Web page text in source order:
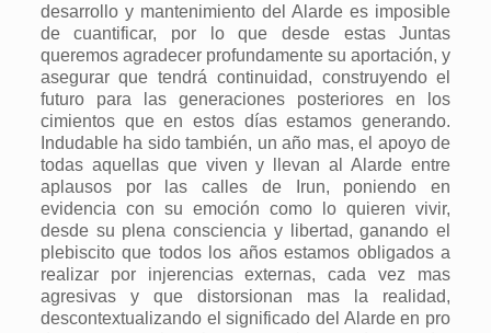
desarrollo y mantenimiento del Alarde es imposible
de cuantificar, por lo que desde estas Juntas
queremos agradecer profundamente su aportación, y
asegurar que tendrá continuidad, construyendo el
futuro para las generaciones posteriores en los
cimientos que en estos días estamos generando.
Indudable ha sido también, un año mas, el apoyo de
todas aquellas que viven y llevan al Alarde entre
aplausos por las calles de Irun, poniendo en
evidencia con su emoción como lo quieren vivir,
desde su plena consciencia y libertad, ganando el
plebiscito que todos los años estamos obligados a
realizar por injerencias externas, cada vez mas
agresivas y que distorsionan mas la realidad,
descontextualizando el significado del Alarde en pro